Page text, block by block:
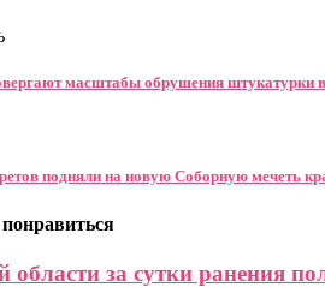
масштабы обрушения штукатурки
подняли на новую Соборную мечеть
области за сутки ранения